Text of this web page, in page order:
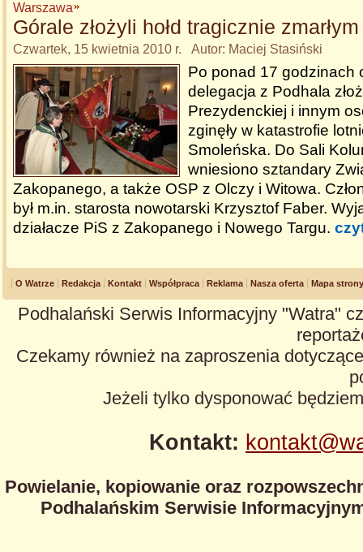
Warszawa
Górale złożyli hołd tragicznie zmarłym
Czwartek, 15 kwietnia 2010 r. Autor: Maciej Stasiński
Po ponad 17 godzinach
delegacja z Podhala
Prezydenckiej i innym
zginęły w katastrofie
Smoleńska. Do Sali
wniesiono sztandary
Zakopanego, a także OSP z Olczy i Witowa.
był m.in. starosta nowotarski Krzysztof Faber.
działacze PiS z Zakopanego i Nowego Targu.
O Watrze Redakcja Kontakt Współpraca Reklama Nasza oferta Mapa strony
Podhalański Serwis Informacyjny "Watra"
Czekamy również na zaproszenia
Jeżeli tylko dysponować
Kontakt:
Powielanie, kopiowanie oraz
Podhalańskim Serwisie